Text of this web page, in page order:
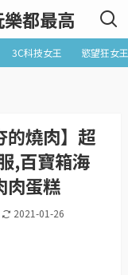
都最高
3C科技女王 慾望狂女王
的燒肉】超
,百寶箱海
肉蛋糕
2021-01-26